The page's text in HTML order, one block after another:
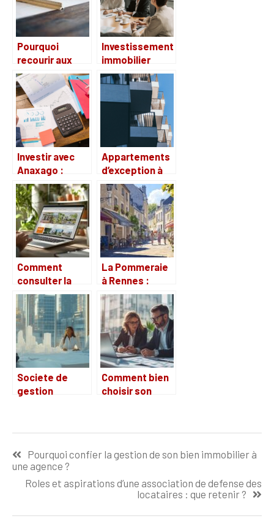
essentielles
Pourquoi
recourir aux
services d’un
cabinet d’étude
d’urbanisme ?
Investissement
immobilier
malin : creer
une SCI etape
par etape
Investir avec
Anaxago :
Decouvrez les
retours
d’experience et
avis
d’investisseurs
Appartements
d’exception à
vendre sur la
Costa brava :
trouvez votre
coin de paradis
Comment
consulter la
liste des
ventes aux
enchères
immobilières
en cours
La Pommeraie
à Rennes :
récits croisés
entre nouveaux
arrivants et
résidents
historiques
Societe de
gestion
gerer
les conflits
locatifs
Comment bien
choisir son
professionnel
ses
de
l’article
Pourquoi confier la gestion de son bien immobilier à
une agence ?
Roles et aspirations d’une association de defense des
locataires : que retenir ?